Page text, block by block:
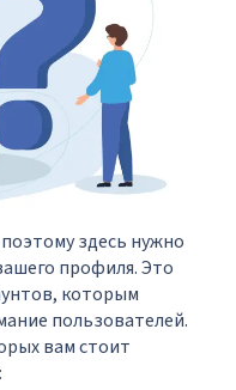
здесь нужно
профиля. Это
которым
пользователей.
вам стоит